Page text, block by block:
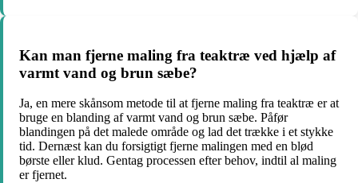
Kan man fjerne maling fra teaktræ ved hjælp af
varmt vand og brun sæbe?
Ja, en mere skånsom metode til at fjerne maling fra teaktræ er at
bruge en blanding af varmt vand og brun sæbe. Påfør
blandingen på det malede område og lad det trække i et stykke
tid. Dernæst kan du forsigtigt fjerne malingen med en blød
børste eller klud. Gentag processen efter behov, indtil al maling
er fjernet.